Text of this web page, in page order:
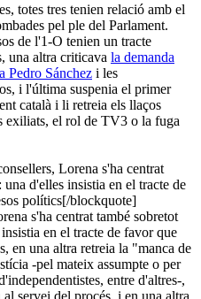
totes tres tenien relació amb el
pel ple del Parlament.
de l'1-O tenien un tracte
una altra criticava la demanda
Pedro Sánchez i les
i l'última suspenia el primer
català i li retreia els llaços
exiliats, el rol de TV3 o la fuga
Lorena s'ha centrat
d'elles insistia en el tracte de
polítics[/blockquote]
s'ha centrat també sobretot
en el tracte de favor que
en una altra retreia la "manca de
-pel mateix assumpte o per
entre d'altres-,
servei del procés, i en una altra